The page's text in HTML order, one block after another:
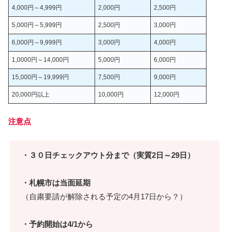
4,000円～4,999円 2,000円 2,500円
5,000円～5,999円 2,500円 3,000円
6,000円～9,999円 3,000円 4,000円
1,0000円～14,000円 5,000円 6,000円
15,000円～19,999円 7,500円 9,000円
20,000円以上 10,000円 12,000円
注意点
・３０日チェックアウト分まで（実質2日～29日）
・札幌市は当面延期
（自粛要請が解除される予定の4月17日から？）
・予約開始は4/1から